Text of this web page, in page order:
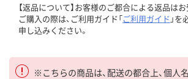
【返品について】お客様のご都合による返品は
ご購入の際は、ご利用ガイド「ご利用ガイド 」
申し込みください。
※こちらの商品は、配送の都合上、個人